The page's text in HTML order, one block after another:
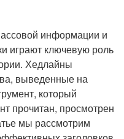
информации и
играют ключевую роль
Хедлайны
выведенные на
который
прочитан, просмотрен
мы рассмотрим